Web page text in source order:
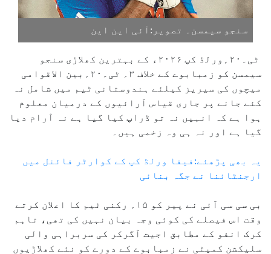
سنجو سیمسن۔ تصویر:آئی این این
ٹی۔۲۰؍ورلڈ کپ ۲۰۲۶ء کے بہترین کھلاڑی سنجو
سیمسن کو زمبابوے کے خلاف ۳؍ ٹی۔۲۰؍بین الاقوامی
میچوں کی سیریز کیلئے ہندوستانی ٹیم میں شامل نہ
کئے جانے پر جاری قیاس آرائیوں کے درمیان معلوم
ہوا ہے کہ انہیں نہ تو ڈراپ کیا گیا ہے نہ آرام دیا
گیا ہے اور نہ ہی وہ زخمی ہیں۔
یہ بھی پڑھئے:فیفا ورلڈ کپ کے کوارٹر فائنل میں
ارجنٹائنا نے جگہ بنائی
بی سی سی آئی نے پیر کو ۱۵؍ رکنی ٹیم کا اعلان کرتے
وقت اس فیصلے کی کوئی وجہ بیان نہیں کی تھی، تاہم
کرک انفو کے مطابق اجیت آگرکر کی سربراہی والی
سلیکشن کمیٹی نے زمبابوے کے دورے کو نئے کھلاڑیوں